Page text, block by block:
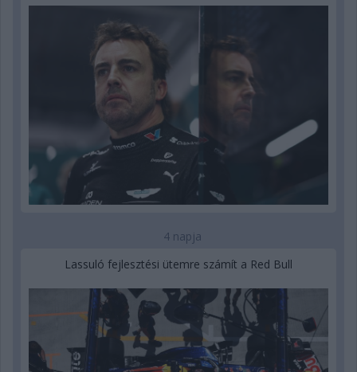
4 napja
Lassuló fejlesztési ütemre számít a Red Bull